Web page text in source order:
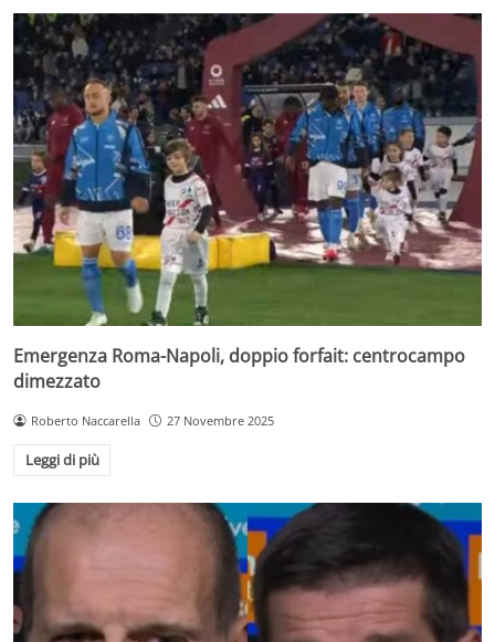
Emergenza Roma-Napoli, doppio forfait: centrocampo
dimezzato
Roberto Naccarella 27 Novembre 2025
Leggi di più